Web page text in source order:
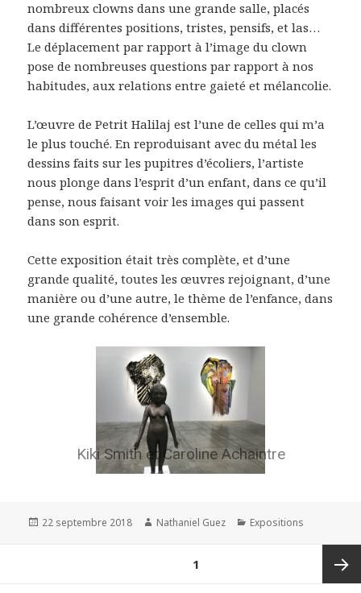
nombreux clowns dans une grande salle, placés
dans différentes positions, tristes, pensifs, et las…
Le déplacement par rapport à l’image du clown
pose de nombreuses questions par rapport à nos
habitudes, aux relations entre gaieté et mélancolie.
L’œuvre de Petrit Halilaj est l’une de celles qui m’a
le plus touché. En reproduisant avec du métal les
dessins faits sur les pupitres d’écoliers, l’artiste
nous plonge dans l’esprit d’un enfant, dans ce qu’il
pense, nous faisant voir les images qui passent
dans son esprit.
Cette exposition était très complète, et d’une
grande qualité, toutes les œuvres rejoignant, d’une
manière ou d’une autre, le thème de l’enfance, dans
une grande cohérence d’ensemble.
Kiki Smith et Caroline Achaintre
Publié
22 septembre 2018 Auteur
Nathaniel Guez Catégories
Expositions
1